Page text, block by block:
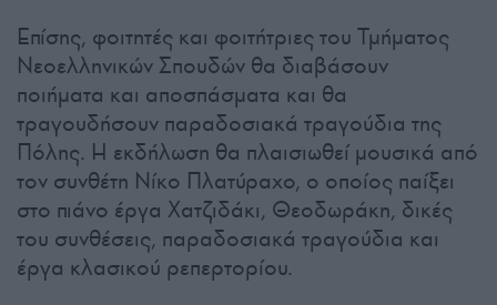
Επίσης, φοιτητές και φοιτήτριες του Τμήματος
Νεοελληνικών Σπουδών θα διαβάσουν
ποιήματα και αποσπάσματα και θα
τραγουδήσουν παραδοσιακά τραγούδια της
Πόλης. Η εκδήλωση θα πλαισιωθεί μουσικά από
τον συνθέτη Νίκο Πλατύραχο, ο οποίος παίξει
στο πιάνο έργα Χατζιδάκι, Θεοδωράκη, δικές
του συνθέσεις, παραδοσιακά τραγούδια και
έργα κλασικού ρεπερτορίου.